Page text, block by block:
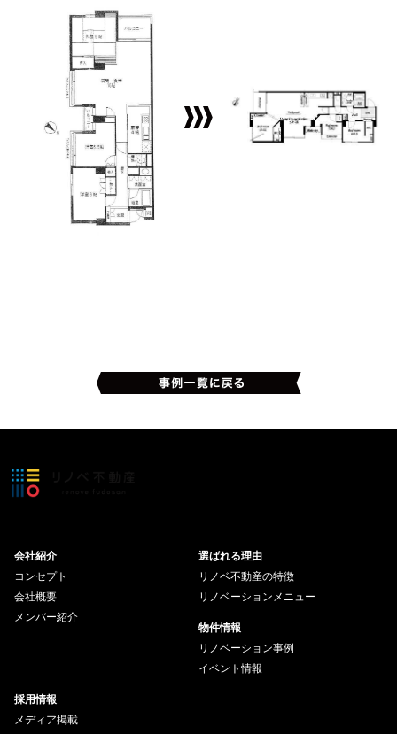
会社紹介
コンセプト
会社概要
メンバー紹介
選ばれる理由
リノベ不動産の特徴
リノベーションメニュー
物件情報
リノベーション事例
イベント情報
採用情報
メディア掲載